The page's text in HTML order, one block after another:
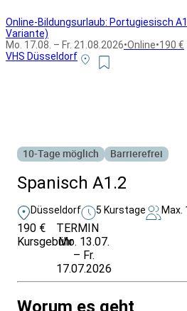
Online-Bildungsurlaub: Portugiesisch
Variante)
Mo. 17.08. – Fr. 21.08.2026•Online•190 €
VHS Düsseldorf
10-Tage möglich Barrierefrei
Spanisch A1.2
Düsseldorf 5 Kurstage Max.
190 €
Kursgebühr
TERMIN
Mo. 13.07.
– Fr.
17.07.2026
Worum es geht